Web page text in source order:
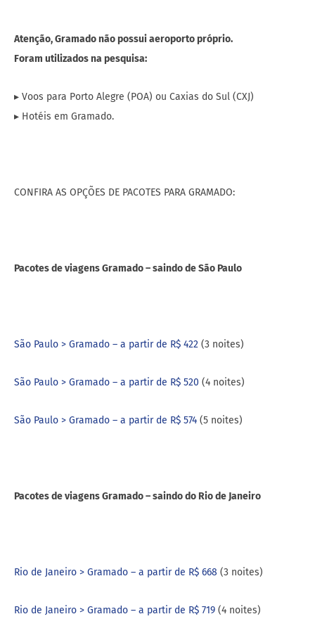
Atenção, Gramado não possui aeroporto próprio.
Foram utilizados na pesquisa:
▸ Voos para Porto Alegre (POA) ou Caxias do Sul (CXJ)
▸ Hotéis em Gramado.
CONFIRA AS OPÇÕES DE PACOTES PARA GRAMADO:
Pacotes de viagens Gramado – saindo de São Paulo
São Paulo > Gramado – a partir de R$ 422 (3 noites)
São Paulo > Gramado – a partir de R$ 520 (4 noites)
São Paulo > Gramado – a partir de R$ 574 (5 noites)
Pacotes de viagens Gramado – saindo do Rio de Janeiro
Rio de Janeiro > Gramado – a partir de R$ 668 (3 noites)
Rio de Janeiro > Gramado – a partir de R$ 719 (4 noites)